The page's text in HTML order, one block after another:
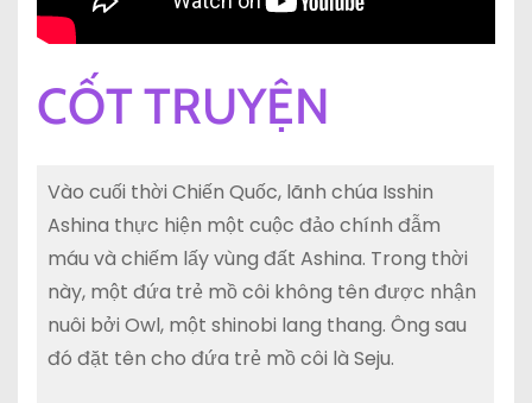
CỐT TRUYỆN
Vào cuối thời Chiến Quốc, lãnh chúa Isshin
Ashina thực hiện một cuộc đảo chính đẫm
máu và chiếm lấy vùng đất Ashina. Trong thời
này, một đứa trẻ mồ côi không tên được nhận
nuôi bởi Owl, một shinobi lang thang. Ông sau
đó đặt tên cho đứa trẻ mồ côi là Seju.